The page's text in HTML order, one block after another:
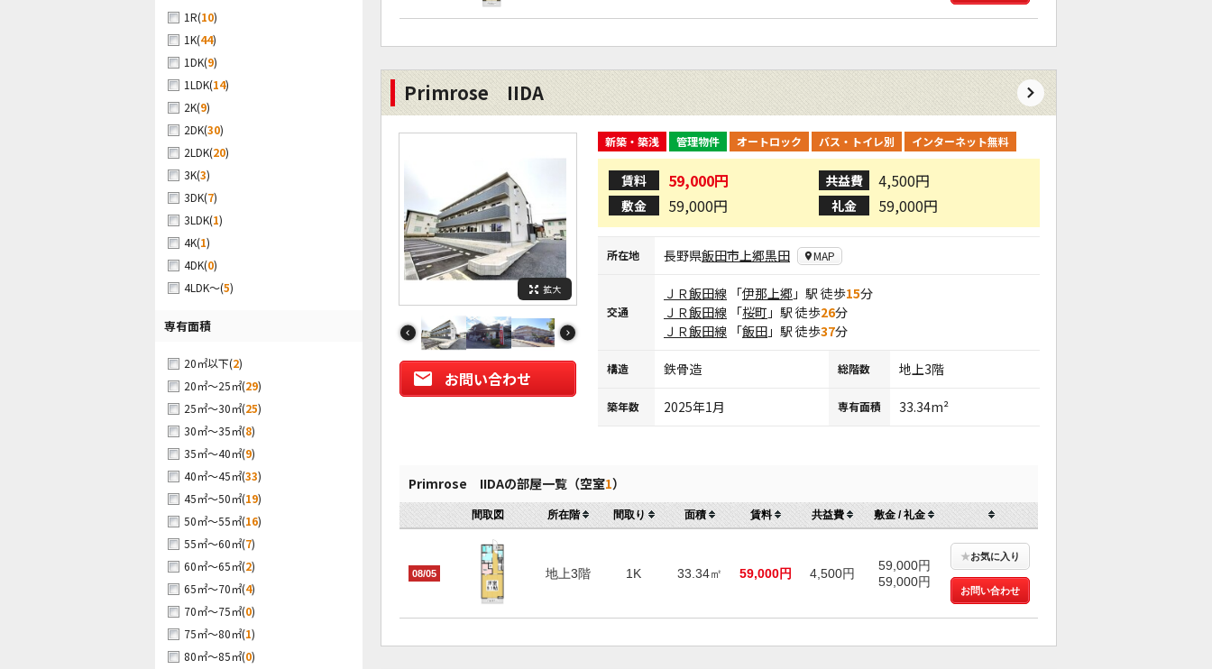
1R(10)
1K(44)
1DK(9)
1LDK(14)
2K(9)
2DK(30)
2LDK(20)
3K(3)
3DK(7)
3LDK(1)
4K(1)
4DK(0)
4LDK～(5)
専有面積
20㎡以下(2)
20㎡～25㎡(29)
25㎡～30㎡(25)
30㎡～35㎡(8)
35㎡～40㎡(9)
40㎡～45㎡(33)
45㎡～50㎡(19)
50㎡～55㎡(16)
55㎡～60㎡(7)
60㎡～65㎡(2)
65㎡～70㎡(4)
70㎡～75㎡(0)
75㎡～80㎡(1)
80㎡～85㎡(0)
Primrose IIDA
拡大
お問い合わせ
新築・築浅 管理物件 オートロック バス・トイレ別 インターネット無料
賃料 59,000円 共益費 4,500円
敷金 59,000円 礼金 59,000円
所在地 長野県飯田市上郷黒田 MAP
交通
ＪＲ飯田線 「伊那上郷 」駅 徒歩15分
ＪＲ飯田線 「桜町 」駅 徒歩26分
ＪＲ飯田線 「飯田 」駅 徒歩37分
構造 鉄骨造 総階数 地上3階
築年数 2025年1月 専有面積 33.34m²
Primrose IIDAの部屋一覧（空室1）
間取図 所在階 間取り 面積 賃料 共益費 敷金 / 礼金
08/05 地上3階 1K 33.34㎡ 59,000円 4,500円
59,000円
59,000円
★お気に入り
お問い合わせ